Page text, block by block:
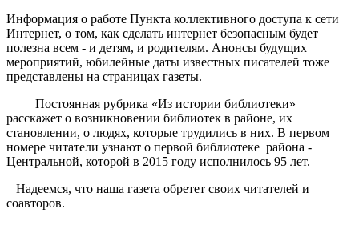
Информация о работе Пункта коллективного доступа к сети
Интернет, о том, как сделать интернет безопасным будет
полезна всем - и детям, и родителям. Анонсы будущих
мероприятий, юбилейные даты известных писателей тоже
представлены на страницах газеты.
Постоянная рубрика «Из истории библиотеки»
расскажет о возникновении библиотек в районе, их
становлении, о людях, которые трудились в них. В первом
номере читатели узнают о первой библиотеке района -
Центральной, которой в 2015 году исполнилось 95 лет.
Надеемся, что наша газета обретет своих читателей и
соавторов.